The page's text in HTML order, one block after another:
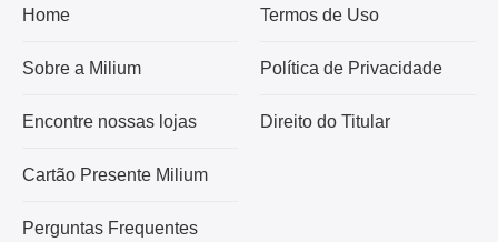
Home
Sobre a Milium
Encontre nossas lojas
Cartão Presente Milium
Perguntas Frequentes
Termos de Uso
Política de Privacidade
Direito do Titular